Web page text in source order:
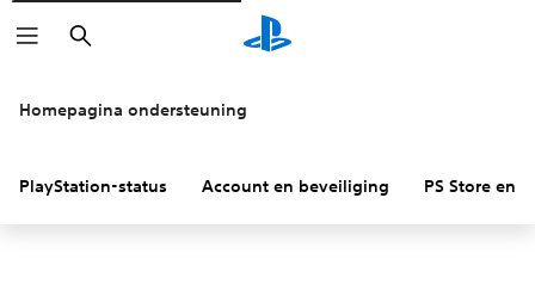
Zoeken
Homepagina ondersteuning
PlayStation-status Account en beveiliging PS Store en